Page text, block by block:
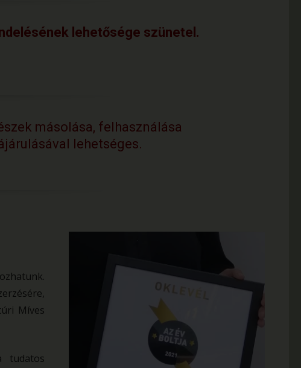
lehetősége szünetel.
másolása, felhasználása
lehetséges.
Míves
tudatos